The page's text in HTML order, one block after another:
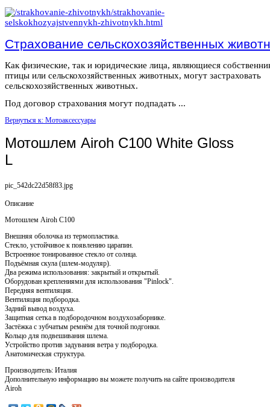
Страхование сельскохозяйственных
Как физические, так и юридические лица, являющиеся
птицы или сельскохозяйственных животных, могут застраховать
сельскохозяйственных животных.
Под договор страхования могут подпадать ...
Вернуться к: Мотоаксессуары
Мотошлем Airoh C100 White Gloss
L
pic_542dc22d58f83.jpg
Описание
Мотошлем Airoh C100
Внешняя оболочка из термопластика.
Стекло, устойчивое к появлению царапин.
Встроенное тонированное стекло от солнца.
Подъёмная скула (шлем-модуляр).
Два режима использования: закрытый и открытый.
Оборудован креплениями для использования "Pinlock".
Передняя вентиляция.
Вентиляция подбородка.
Задний вывод воздуха.
Защитная сетка в подбородочном воздухозаборнике.
Застёжка с зубчатым ремнём для точной подгонки.
Кольцо для подвешивания шлема.
Устройство против задувания ветра у подбородка.
Анатомическая структура.
Производитель: Италия
Дополнительную информацию вы можете получить на сайте производителя
Airoh